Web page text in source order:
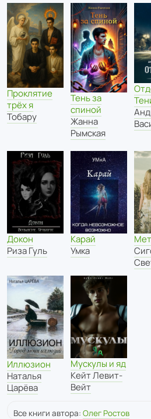
Проклятие
трёх я
Тобару
Тень за
спиной
Жанна
Рымская
Докон
Риза Гуль
Карай
Умка
Иллюзион
Наталья
Царёва
Мускулы и яд
Кейт Левит-
Вейт
Все книги автора: Олег Ростов